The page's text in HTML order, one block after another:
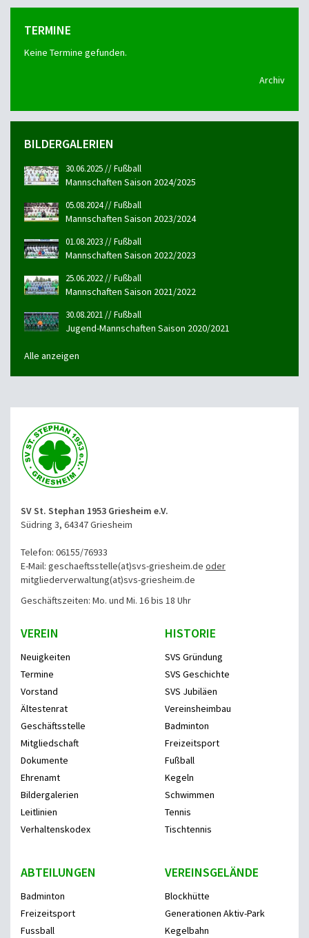
TERMINE
Keine Termine gefunden.
Archiv
BILDERGALERIEN
30.06.2025 // Fußball
Mannschaften Saison 2024/2025
05.08.2024 // Fußball
Mannschaften Saison 2023/2024
01.08.2023 // Fußball
Mannschaften Saison 2022/2023
25.06.2022 // Fußball
Mannschaften Saison 2021/2022
30.08.2021 // Fußball
Jugend-Mannschaften Saison 2020/2021
Alle anzeigen
SV St. Stephan 1953 Griesheim e.V.
Südring 3, 64347 Griesheim
Telefon: 06155/76933
E-Mail: geschaeftsstelle(at)svs-griesheim.de oder
mitgliederverwaltung(at)svs-griesheim.de
Geschäftszeiten: Mo. und Mi. 16 bis 18 Uhr
VEREIN
Neuigkeiten
Termine
Vorstand
Ältestenrat
Geschäftsstelle
Mitgliedschaft
Dokumente
Ehrenamt
Bildergalerien
Leitlinien
Verhaltenskodex
HISTORIE
SVS Gründung
SVS Geschichte
SVS Jubiläen
Vereinsheimbau
Badminton
Freizeitsport
Fußball
Kegeln
Schwimmen
Tennis
Tischtennis
ABTEILUNGEN
Badminton
Freizeitsport
Fussball
VEREINSGELÄNDE
Blockhütte
Generationen Aktiv-Park
Kegelbahn